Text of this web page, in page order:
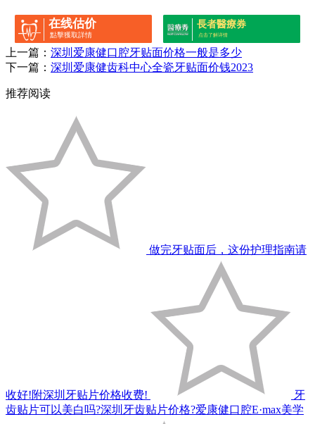
在线估价
點擊獲取詳情
長者醫療券
点击了解详情
上一篇： 深圳爱康健口腔牙贴面价格一般是多少
下一篇： 深圳爱康健齿科中心全瓷牙贴面价钱2023
推荐阅读
做完牙贴面后，这份护理指南请
收好!附深圳牙贴片价格收费!
牙
齿贴片可以美白吗?深圳牙齿贴片价格?爱康健口腔E·max美学